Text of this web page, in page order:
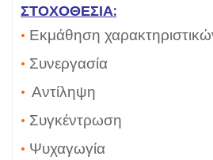
ΣΤΟΧΟΘΕΣΙΑ:
• Εκμάθηση
• Συνεργασία
• Αντίληψη
• Συγκέντρωση
• Ψυχαγωγία